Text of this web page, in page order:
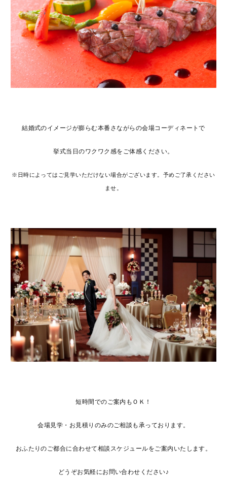
結婚式のイメージが膨らむ本番さながらの会場コーディネートで
挙式当日のワクワク感をご体感ください。
※日時によってはご見学いただけない場合がございます。予めご了承ください
ませ。
短時間でのご案内もＯＫ！
会場見学・お見積りのみのご相談も承っております。
おふたりのご都合に合わせて相談スケジュールをご案内いたします。
どうぞお気軽にお問い合わせください♪